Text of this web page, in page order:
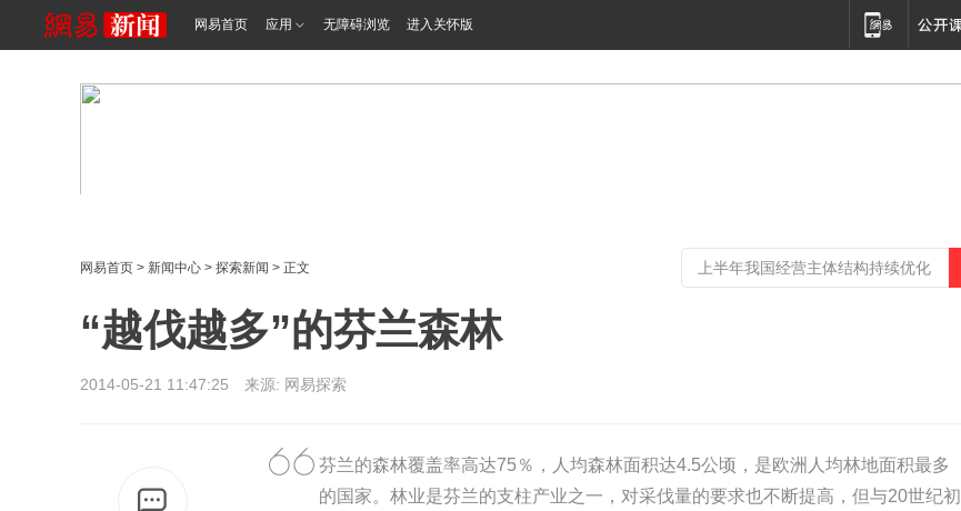
网易首页 应用 无障碍浏览 进入关怀版
网易首页 > 新闻中心 > 探索新闻 > 正文
“越伐越多”的芬兰森林
2014-05-21 11:47:25 来源: 网易探索
芬兰的森林覆盖率高达75％，人均森林面积达4.5公顷，是欧洲人均林地面积最多
的国家。林业是芬兰的支柱产业之一，对采伐量的要求也不断提高，但与20世纪初